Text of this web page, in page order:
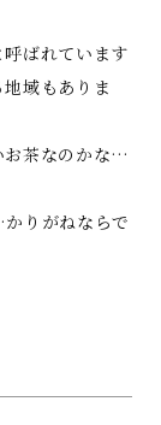
ばれています
域もありま
お茶なのかな…
りがねならで